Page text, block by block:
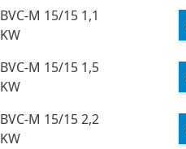
BVC-M 15/15 1,1
KW
BVC-M 15/15 1,5
KW
BVC-M 15/15 2,2
KW